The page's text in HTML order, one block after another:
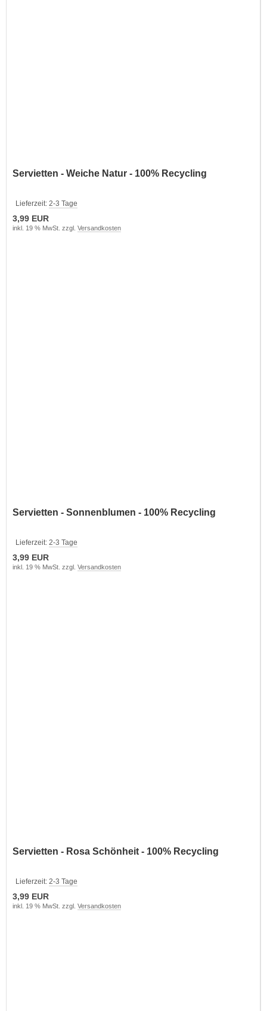
Servietten - Weiche Natur - 100% Recycling
Lieferzeit: 2-3 Tage
3,99 EUR
inkl. 19 % MwSt. zzgl. Versandkosten
Servietten - Sonnenblumen - 100% Recycling
Lieferzeit: 2-3 Tage
3,99 EUR
inkl. 19 % MwSt. zzgl. Versandkosten
Servietten - Rosa Schönheit - 100% Recycling
Lieferzeit: 2-3 Tage
3,99 EUR
inkl. 19 % MwSt. zzgl. Versandkosten